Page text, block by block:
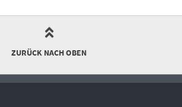
ZURÜCK NACH OBEN